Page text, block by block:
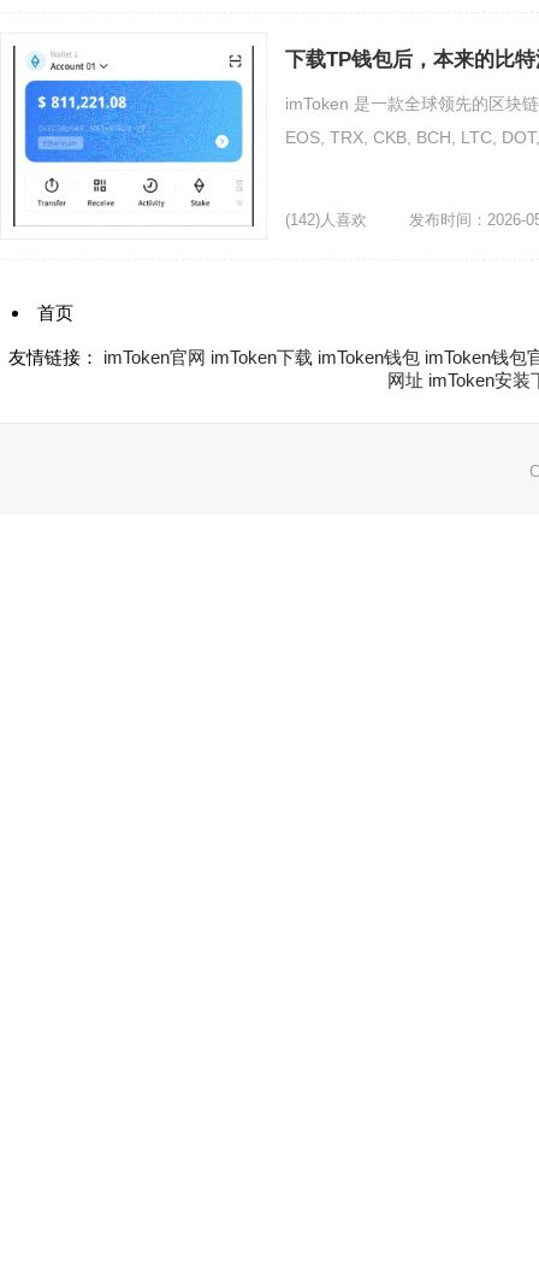
下载TP钱包后，本来的比
imToken 是一款全球领先的区块
EOS, TRX, CKB, BCH, LTC,
(142)人喜欢 发布时间：2026-
首页
1
友情链接： imToken官网 imToken下载 imToken钱包 imToken钱包
网址 imToken安装